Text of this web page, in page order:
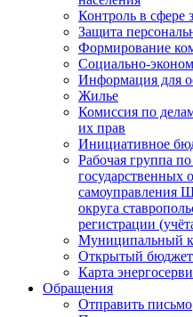
Контроль в сфере
Защита
Формирование
Социально-
Информация для
Жилье
Комиссия по
их прав
Инициативное
Рабочая группа
государственных
самоуправления
округа
регистрации
Муниципальный
Открытый бюджет
Карта
Обращения
Отправить письмо